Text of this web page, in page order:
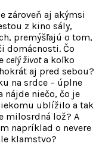
zároveň aj akýmsi
z kino sály,
premýšľajú o tom,
domácnosti. Čo
celý života koľko
aj pred sebou?
na srdce – úplne
nájde niečo, čo je
ublížilo a tak
milosrdná lož? A
napríklad o nevere
klamstvo?